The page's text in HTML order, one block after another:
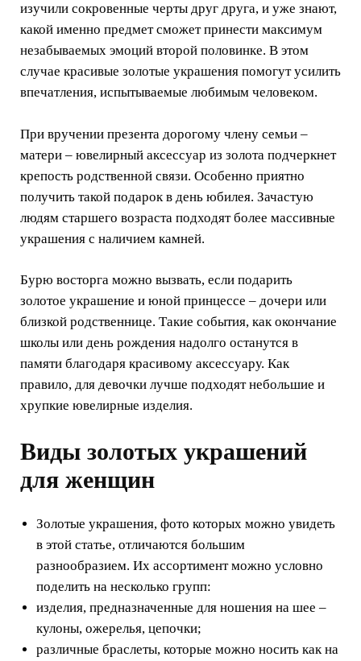
изучили сокровенные черты друг друга, и уже знают,
какой именно предмет сможет принести максимум
незабываемых эмоций второй половинке. В этом
случае красивые золотые украшения помогут усилить
впечатления, испытываемые любимым человеком.
При вручении презента дорогому члену семьи –
матери – ювелирный аксессуар из золота подчеркнет
крепость родственной связи. Особенно приятно
получить такой подарок в день юбилея. Зачастую
людям старшего возраста подходят более массивные
украшения с наличием камней.
Бурю восторга можно вызвать, если подарить
золотое украшение и юной принцессе – дочери или
близкой родственнице. Такие события, как окончание
школы или день рождения надолго останутся в
памяти благодаря красивому аксессуару. Как
правило, для девочки лучше подходят небольшие и
хрупкие ювелирные изделия.
Виды золотых украшений
для женщин
Золотые украшения, фото которых можно увидеть
в этой статье, отличаются большим
разнообразием. Их ассортимент можно условно
поделить на несколько групп:
изделия, предназначенные для ношения на шее –
кулоны, ожерелья, цепочки;
различные браслеты, которые можно носить как на